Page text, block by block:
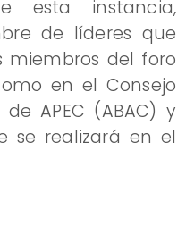
esta instancia,
de líderes que
miembros del foro
en el Consejo
APEC (ABAC) y
se realizará en el